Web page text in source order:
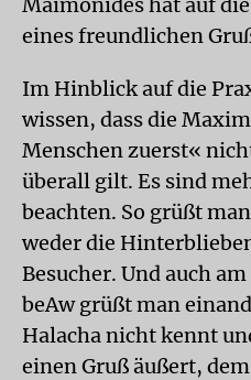
eines freundlichen
Im Hinblick auf die
wissen, dass die
Menschen zuerst«
überall gilt. Es sind
beachten. So grüßt
weder die
Besucher. Und auch
beAw grüßt man
Halacha nicht kennt
einen Gruß äußert,